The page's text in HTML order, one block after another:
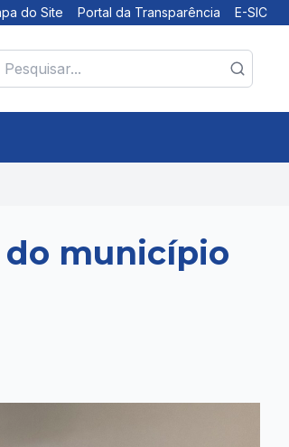
do Site Portal da Transparência E-SIC
do município